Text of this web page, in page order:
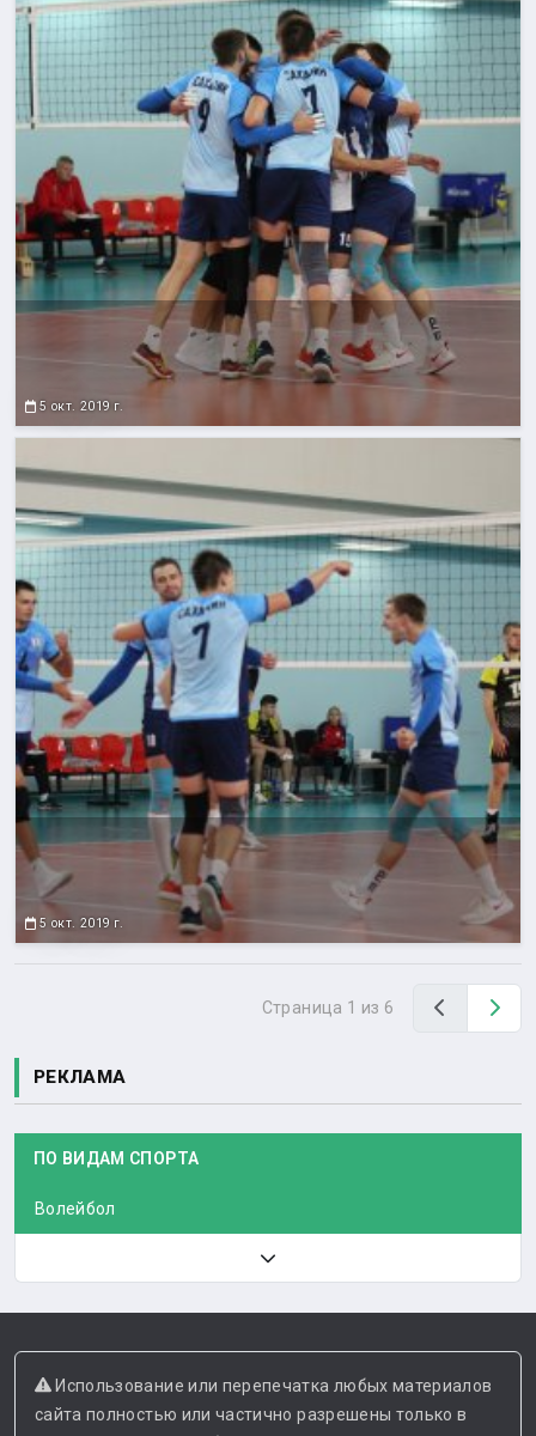
5 окт. 2019 г.
5 окт. 2019 г.
Страница 1 из 6 Назад
РЕКЛАМА
ПО ВИДАМ СПОРТА
Волейбол
Использование или перепечатка любых материалов
сайта полностью или частично разрешены только в